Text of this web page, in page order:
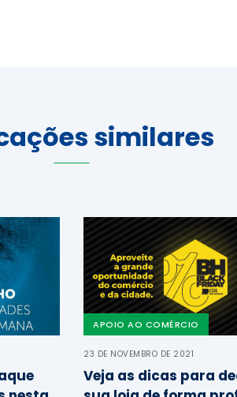
similares
APOIO AO COMÉRCIO
23 DE NOVEMBRO DE 2021
Veja as dicas para